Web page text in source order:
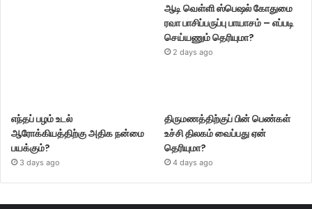
ஆடி வெள்ளி ஸ்பெஷல் கோதுமை
ரவா பாசிப்பருப்பு பாயாசம் – எப்படி
செய்யணும் தெரியுமா?
2 days ago
எந்தப் பழம் உடல்
ஆரோக்கியத்திற்கு அதிக நன்மை
பயக்கும்?
3 days ago
திருமணத்திற்குப் பின் பெண்கள்
உச்சி திலகம் வைப்பது ஏன்
தெரியுமா?
4 days ago